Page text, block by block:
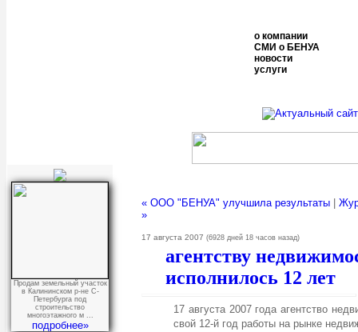
о компании
СМИ о БЕНУА
новости
услуги
Продам земельный участок
в Калининском р-не С-
Петербурга под
строительство
многоэтажного м ...
подробнее»
« ООО "БЕНУА" улучшила результаты
»
17 августа 2007 (6928 дней 18 часов назад)
агентству
исполнилось 12 лет
17 августа 2007 года агентство
свой 12-й год работы на рынке